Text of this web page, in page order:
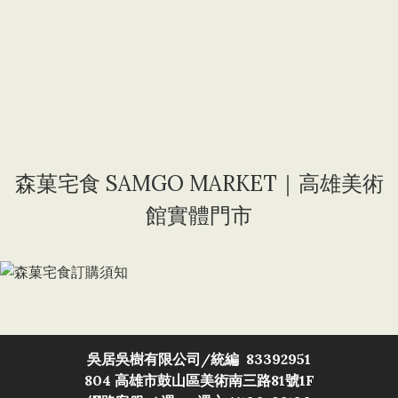
森菓宅食 SAMGO MARKET｜高雄美術
館實體門市
吳居吳樹有限公司/統編 83392951
804 高雄市鼓山區美術南三路81號1F